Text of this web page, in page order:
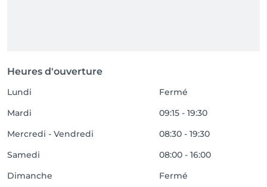
Heures d'ouverture
Lundi
Fermé
Mardi
09:15 - 19:30
Mercredi - Vendredi
08:30 - 19:30
Samedi
08:00 - 16:00
Dimanche
Fermé